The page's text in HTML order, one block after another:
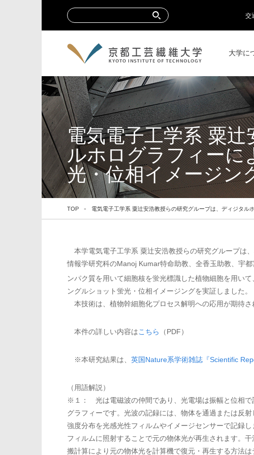
交
大学に
電気電子工学系 粟
ルホログラフィーに
光・位相イメージン
TOP 電気電子工学系 粟辻安浩教授らの研究グループは、ディジタ
本学電気電子工学系 粟辻安浩教授らの研究グループは
情報学研究科のManoj Kumar特命助教、全香玉助教、宇
ンパク質を用いて細胞核を蛍光標識した植物細胞を用い
ングルショット蛍光・位相イメージングを実証しました。
本技術は、植物幹細胞化プロセス解明への応用が期待さ
本件の詳しい内容はこちら （PDF）
※本研究結果は、 英国Nature系学術雑誌『Scientific
（用語解説）
※１： 光は電磁波の仲間であり、光電場は振幅と位相で
グラフィーです。光波の記録には、物体を通過または反
強度分布を光感光性フィルムやイメージセンサーで記録
フィルムに照射することで元の物体光が再生されます。
搬計算により元の物体光を計算機で復元・再生する方法